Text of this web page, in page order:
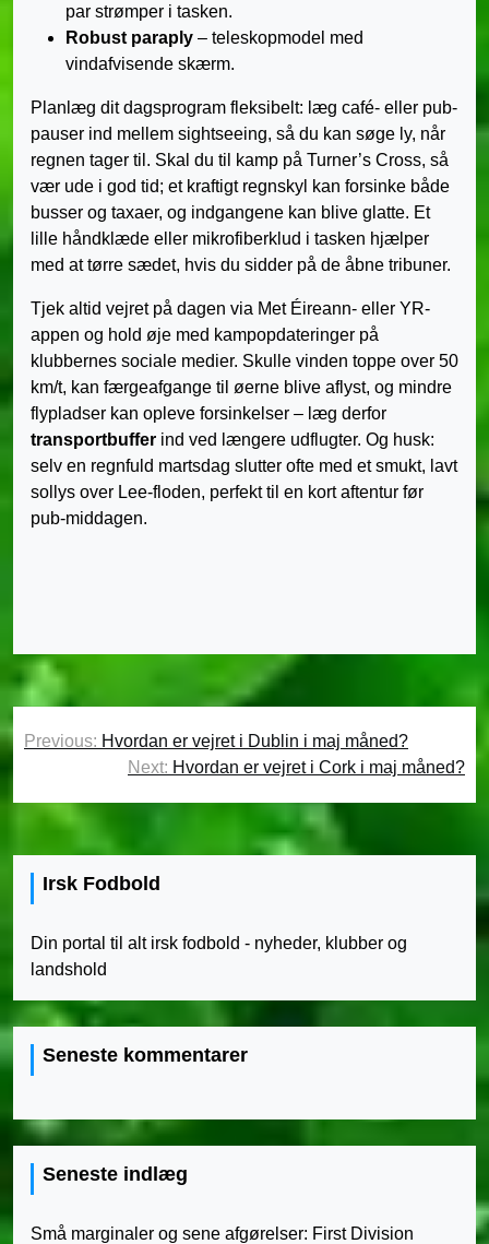
par strømper i tasken.
Robust paraply – teleskopmodel med
vindafvisende skærm.
Planlæg dit dagsprogram fleksibelt: læg café- eller pub-
pauser ind mellem sightseeing, så du kan søge ly, når
regnen tager til. Skal du til kamp på Turner’s Cross, så
vær ude i god tid; et kraftigt regnskyl kan forsinke både
busser og taxaer, og indgangene kan blive glatte. Et
lille håndklæde eller mikrofiberklud i tasken hjælper
med at tørre sædet, hvis du sidder på de åbne tribuner.
Tjek altid vejret på dagen via Met Éireann- eller YR-
appen og hold øje med kampopdateringer på
klubbernes sociale medier. Skulle vinden toppe over 50
km/t, kan færgeafgange til øerne blive aflyst, og mindre
flypladser kan opleve forsinkelser – læg derfor
transportbuffer ind ved længere udflugter. Og husk:
selv en regnfuld martsdag slutter ofte med et smukt, lavt
sollys over Lee-floden, perfekt til en kort aftentur før
pub-middagen.
Indlægsnavigation
Previous: Hvordan er vejret i Dublin i maj måned?
Next: Hvordan er vejret i Cork i maj måned?
Irsk Fodbold
Din portal til alt irsk fodbold - nyheder, klubber og
landshold
Seneste kommentarer
Seneste indlæg
Små marginaler og sene afgørelser: First Division